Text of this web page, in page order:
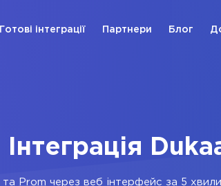
Готові інтеграції Партнери Блог
Інтеграція
та Prom через веб інтерфейс за 5